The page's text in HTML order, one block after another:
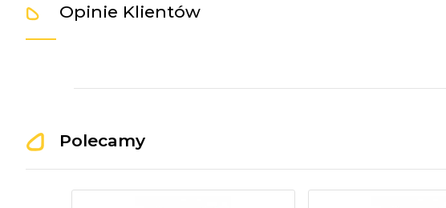
Opinie Klientów
Polecamy